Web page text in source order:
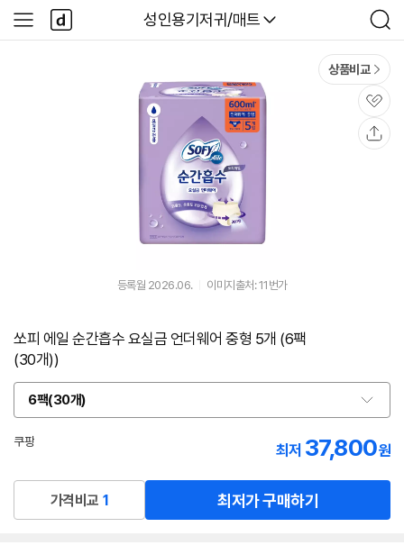
다나와
성인용기저귀/매트
검
색
사
이
다
나
와
상품비교
관
심
등록월 2026.06. 이미지출처: 11번가
쏘피 에일 순간흡수 요실금 언더웨어 중형 5개 (6팩
(30개))
6팩(30개)
옵
션
선
쿠팡
최저 37,800원
가격비교 1 최저가 구매하기